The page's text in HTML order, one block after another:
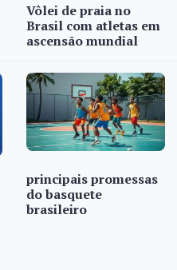
Vôlei de praia no
Brasil com atletas em
ascensão mundial
principais promessas
do basquete
brasileiro